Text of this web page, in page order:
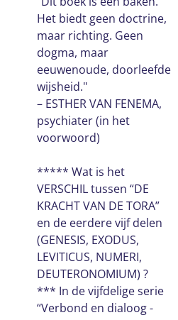
Het biedt geen doctrine,
maar richting. Geen
dogma, maar
eeuwenoude, doorleefde
wijsheid."
– ESTHER VAN FENEMA,
psychiater (in het
voorwoord)
***** Wat is het
VERSCHIL tussen “DE
KRACHT VAN DE TORA”
en de eerdere vijf delen
(GENESIS, EXODUS,
LEVITICUS, NUMERI,
DEUTERONOMIUM) ?
*** In de vijfdelige serie
“Verbond en dialoog -